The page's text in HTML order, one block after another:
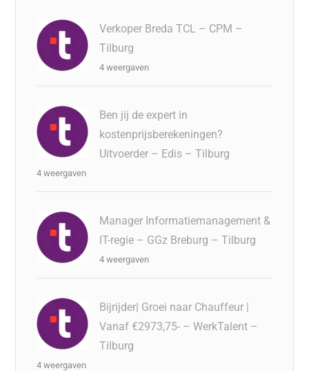
Verkoper Breda TCL – CPM –
Tilburg
4 weergaven
Ben jij de expert in
kostenprijsberekeningen?
Uitvoerder – Edis – Tilburg
4 weergaven
Manager Informatiemanagement &
IT-regie – GGz Breburg – Tilburg
4 weergaven
Bijrijder| Groei naar Chauffeur |
Vanaf €2973,75- – WerkTalent –
Tilburg
4 weergaven